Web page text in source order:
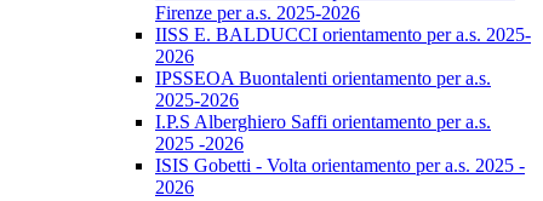
Firenze per a.s. 2025-2026
IISS E. BALDUCCI orientamento per a.s. 2025-
2026
IPSSEOA Buontalenti orientamento per a.s.
2025-2026
I.P.S Alberghiero Saffi orientamento per a.s.
2025 -2026
ISIS Gobetti - Volta orientamento per a.s. 2025 -
2026